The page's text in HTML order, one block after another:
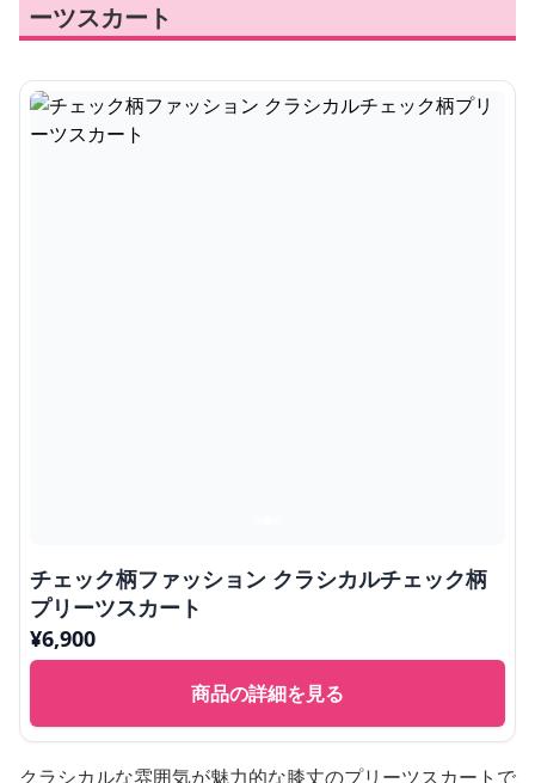
ーツスカート
チェック柄ファッション クラシカルチェック柄
プリーツスカート
¥6,900
商品の詳細を見る
クラシカルな雰囲気が魅力的な膝丈のプリーツスカートで